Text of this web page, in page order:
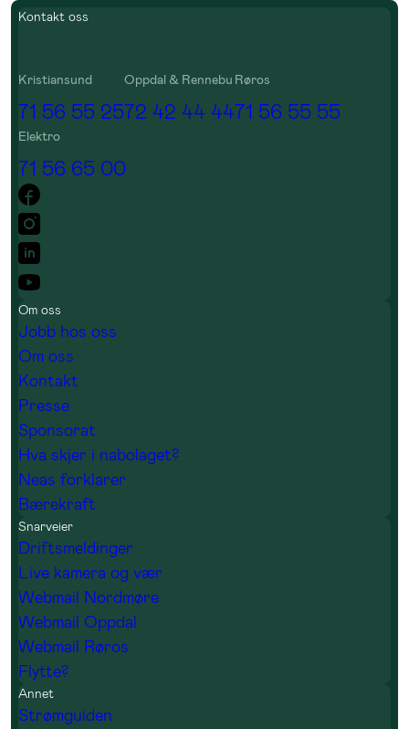
Kontakt oss
Kristiansund
71 56 55 25
Oppdal & Rennebu
72 42 44 44
Røros
71 56 55 55
Elektro
71 56 65 00
Om oss
Jobb hos oss
Om oss
Kontakt
Presse
Sponsorat
Hva skjer i nabolaget?
Neas forklarer
Bærekraft
Snarveier
Driftsmeldinger
Live kamera og vær
Webmail Nordmøre
Webmail Oppdal
Webmail Røros
Flytte?
Annet
Strømguiden